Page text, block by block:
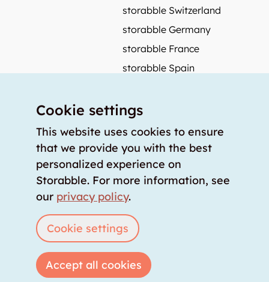
storabble Switzerland
storabble Germany
storabble France
storabble Spain
Press coverage
How to calculate the size of a storage room?
How much does a storage room cost?
For storage providers
Login List storage room
Copyright © 2026 storabble|privacy policy
Cookie settings
This website uses cookies to ensure
that we provide you with the best
personalized experience on
Storabble. For more information, see
our privacy policy.
Cookie settings
Accept all cookies